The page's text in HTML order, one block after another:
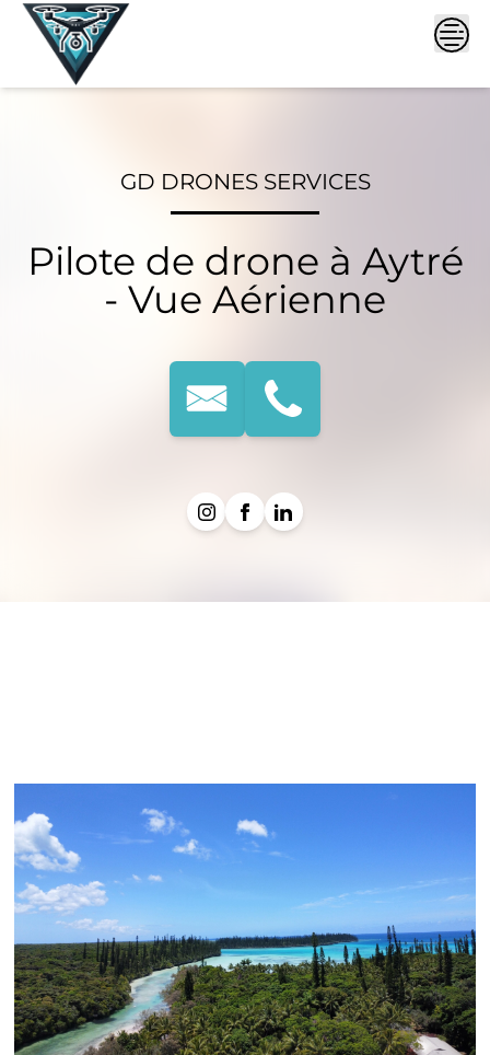
Skip
GD DRONES SERVICES
Pilote de drone à Aytré
- Vue Aérienne